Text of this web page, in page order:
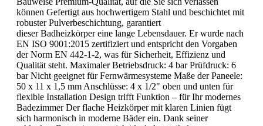
können Gefertigt aus hochwertigem Stahl und beschichtet mit
robuster Pulverbeschichtung, garantiert
dieser Badheizkörper eine lange Lebensdauer. Er wurde nach
EN ISO 9001:2015 zertifiziert und entspricht den Vorgaben
der Norm EN 442-1-2, was für Sicherheit, Effizienz und
Qualität steht. Maximaler Betriebsdruck: 4 bar Prüfdruck: 6
bar Nicht geeignet für Fernwärmesysteme Maße der Paneele:
50 x 11 x 1,5 mm Anschlüsse: 4 x 1/2" oben und unten für
flexible Installation Design trifft Funktion – für Ihr modernes
Badezimmer Der flache Heizkörper mit klaren Linien fügt
sich harmonisch in moderne Bäder ein. Dank seiner